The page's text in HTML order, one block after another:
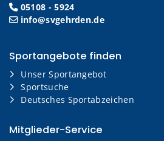
05108 - 5924
info@svgehrden.de
Sportangebote finden
Unser Sportangebot
Sportsuche
Deutsches Sportabzeichen
Mitglieder-Service